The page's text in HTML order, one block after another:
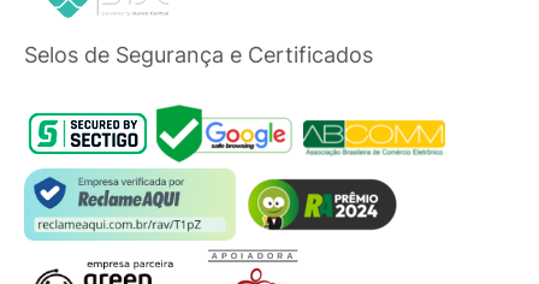
Selos de Segurança e Certificados